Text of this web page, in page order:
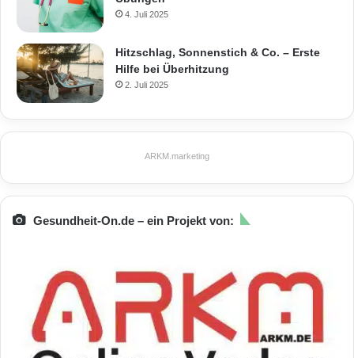
4. Juli 2025
Hitzschlag, Sonnenstich & Co. – Erste
Hilfe bei Überhitzung
2. Juli 2025
ARKM.marketing
Gesundheit-On.de – ein Projekt von: